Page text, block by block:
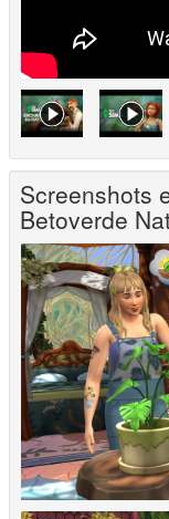
Screenshots
Betoverde